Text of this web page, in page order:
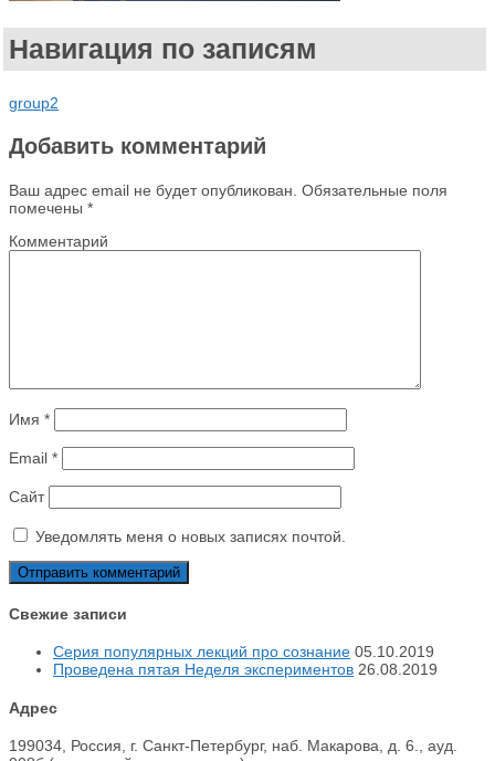
Навигация по записям
group2
Добавить комментарий
Ваш адрес email не будет опубликован. Обязательные поля
помечены *
Комментарий
Имя *
Email *
Сайт
Уведомлять меня о новых записях почтой.
Свежие записи
Серия популярных лекций про сознание 05.10.2019
Проведена пятая Неделя экспериментов 26.08.2019
Адрес
199034, Россия, г. Санкт-Петербург, наб. Макарова, д. 6., ауд.